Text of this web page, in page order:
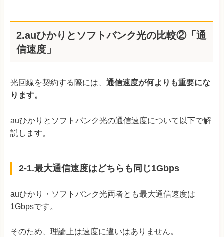
2.auひかりとソフトバンク光の比較②「通
信速度」
光回線を契約する際には、 通信速度が何よりも重要にな
ります。
auひかりとソフトバンク光の通信速度について以下で解
説します。
2-1.最大通信速度はどちらも同じ1Gbps
auひかり・ソフトバンク光両者とも最大通信速度は
1Gbpsです。
そのため、理論上は速度に違いはありません。